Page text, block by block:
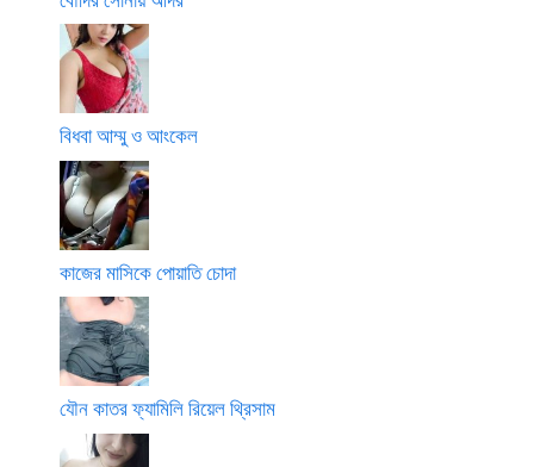
বিধবা আম্মু ও আংকেল
কাজের মাসিকে পোয়াতি চোদা
যৌন কাতর ফ্যামিলি রিয়েল থ্রিসাম